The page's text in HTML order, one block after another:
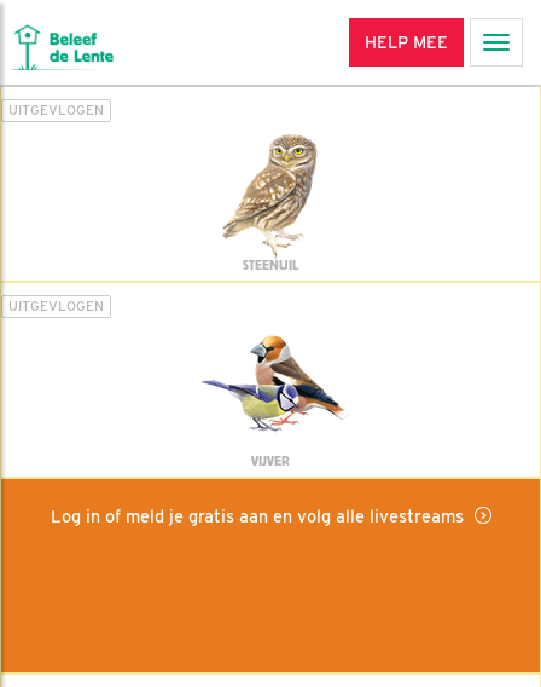
HELP MEE
UITGEVLOGEN
STEENUIL
UITGEVLOGEN
VIJVER
Log in of meld je gratis aan en volg alle livestreams